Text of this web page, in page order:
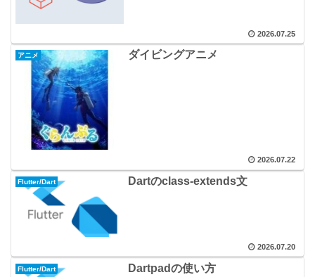
2026.07.25
アニメ ダイビングアニメ
2026.07.22
Flutter/Dart Dartのclass-extends文
2026.07.20
Flutter/Dart Dartpadの使い方